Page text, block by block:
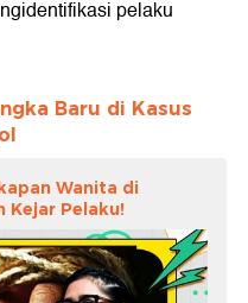
pelaku
Baru di Kasus
Wanita di
Kejar Pelaku!